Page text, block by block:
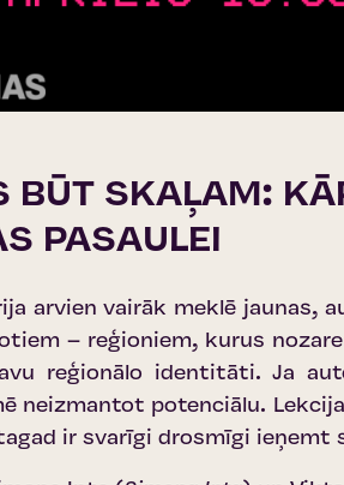
BŪT SKAĻAM:
PASAULEI
arvien vairāk meklē jaunas,
– reģioniem, kurus
reģionālo identitāti. Ja
neizmantot potenciālu.
ir svarīgi drosmīgi ieņemt